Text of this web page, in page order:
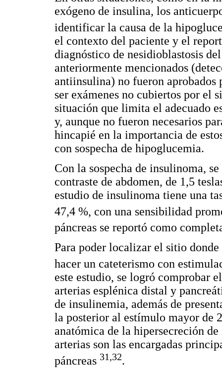
exógeno de insulina, los
identificar la causa de la
el contexto del paciente y el
diagnóstico de nesidioblastosis
anteriormente mencionados
antiinsulina) no fueron aprobados
ser exámenes no cubiertos por el
situación que limita el adecuado
y, aunque no fueron necesarios
hincapié en la importancia de
con sospecha de hipoglucemia.
Con la sospecha de insulinoma,
contraste de abdomen, de 1,5
estudio de insulinoma tiene una
47,4 %, con una sensibilidad
páncreas se reportó como
Para poder localizar el sitio
hacer un cateterismo con
este estudio, se logró comprobar
arterias esplénica distal y
de insulinemia, además de
la posterior al estímulo mayor de
anatómica de la hipersecreción
arterias son las encargadas
páncreas 31,32.